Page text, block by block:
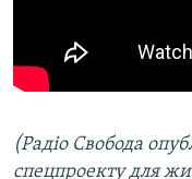
(Радіо Свобода
спецпроекту для